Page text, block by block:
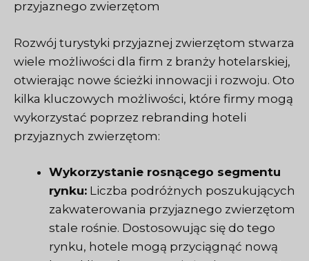
przyjaznego zwierzętom
Rozwój turystyki przyjaznej zwierzętom stwarza
wiele możliwości dla firm z branży hotelarskiej,
otwierając nowe ścieżki innowacji i rozwoju. Oto
kilka kluczowych możliwości, które firmy mogą
wykorzystać poprzez rebranding hoteli
przyjaznych zwierzętom:
Wykorzystanie rosnącego segmentu
rynku: Liczba podróżnych poszukujących
zakwaterowania przyjaznego zwierzętom
stale rośnie. Dostosowując się do tego
rynku, hotele mogą przyciągnąć nową